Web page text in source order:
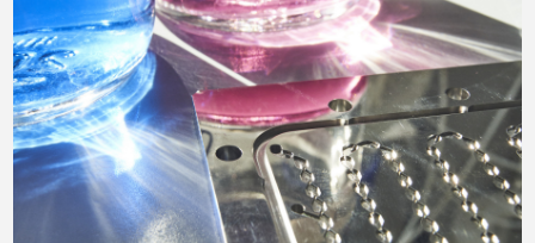
Previous Next